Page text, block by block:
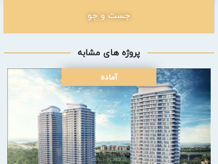
جست و جو
پروژه های مشابه
آماده